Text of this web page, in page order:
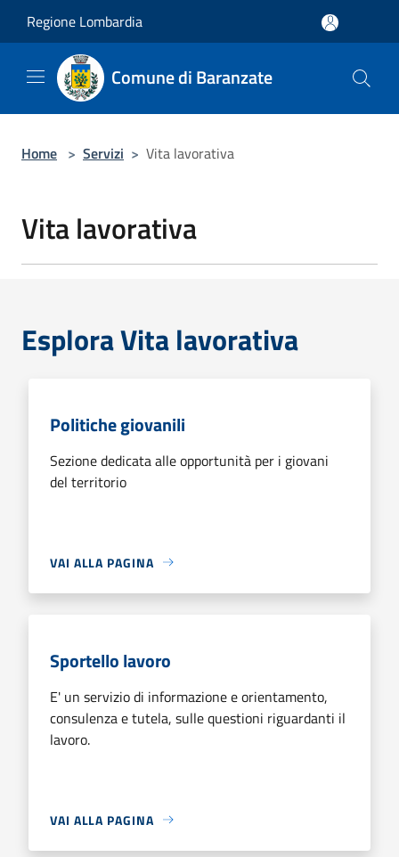
Regione Lombardia
Comune di Baranzate
Home > Servizi > Vita lavorativa
Vita lavorativa
Esplora Vita lavorativa
Politiche giovanili
Sezione dedicata alle opportunità per i giovani
del territorio
VAI ALLA PAGINA
Sportello lavoro
E' un servizio di informazione e orientamento,
consulenza e tutela, sulle questioni riguardanti il
lavoro.
VAI ALLA PAGINA